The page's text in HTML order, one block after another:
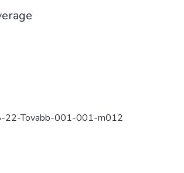
Tovabb-001-001-m012